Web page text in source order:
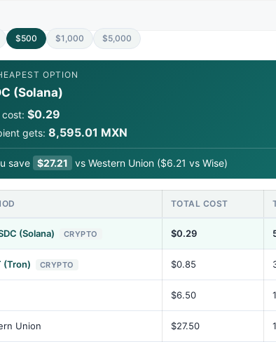
$500 $1,000 $5,000
OPTION
(Solana)
cost: $0.29
gets: 8,595.01 MXN
save $27.21 vs Western Union ($6.21 vs Wise)
TOTAL COST
(Solana) CRYPTO $0.29
(Tron) CRYPTO $0.85
$6.50
Union $27.50